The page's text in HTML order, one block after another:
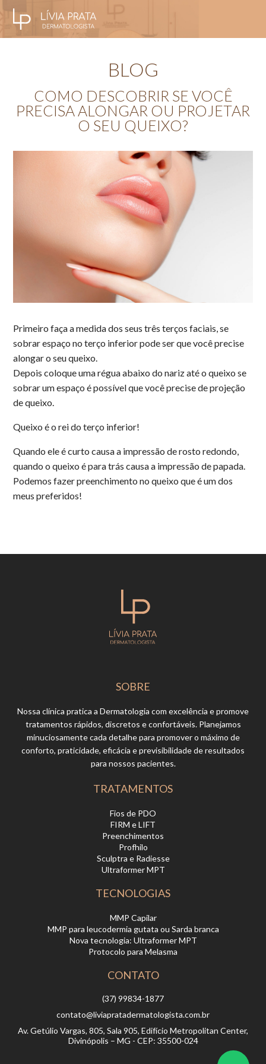
BLOG
COMO DESCOBRIR SE VOCÊ
PRECISA ALONGAR OU PROJETAR
O SEU QUEIXO?
Primeiro faça a medida dos seus três terços faciais, se
sobrar espaço no terço inferior pode ser que você precise
alongar o seu queixo.
Depois coloque uma régua abaixo do nariz até o queixo se
sobrar um espaço é possível que você precise de projeção
de queixo.
Queixo é o rei do terço inferior!
Quando ele é curto causa a impressão de rosto redondo,
quando o queixo é para trás causa a impressão de papada.
Podemos fazer preenchimento no queixo que é um dos
meus preferidos!
SOBRE
Nossa clínica pratica a Dermatologia com excelência e promove
tratamentos rápidos, discretos e confortáveis. Planejamos
minuciosamente cada detalhe para promover o máximo de
conforto, praticidade, eficácia e previsibilidade de resultados
para nossos pacientes.
TRATAMENTOS
Fios de PDO
FIRM e LIFT
Preenchimentos
Profhilo
Sculptra e Radiesse
Ultraformer MPT
TECNOLOGIAS
MMP Capilar
MMP para leucodermia gutata ou Sarda branca
Nova tecnologia: Ultraformer MPT
Protocolo para Melasma
CONTATO
(37) 99834-1877
contato@liviapratadermatologista.com.br
Av. Getúlio Vargas, 805, Sala 905, Edifício Metropolitan Center,
Divinópolis – MG - CEP: 35500-024